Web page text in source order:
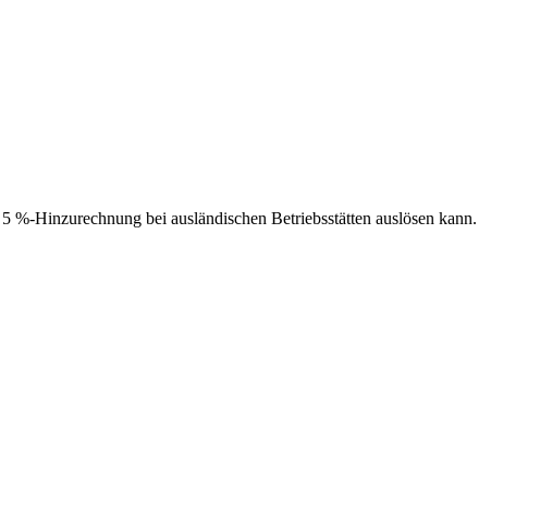
Hinzurechnung bei ausländischen Betriebsstätten auslösen kann.